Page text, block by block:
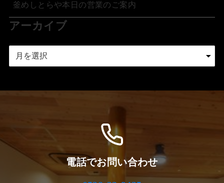
釜めしとらや本日の営業のご案内
アーカイブ
電話でお問い合わせ